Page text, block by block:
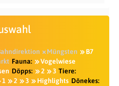
Müngsten
B7
Fauna:
Vogelwiese
Döpps: 2 3 Tiere:
1 2 3 Highlights Dönekes: